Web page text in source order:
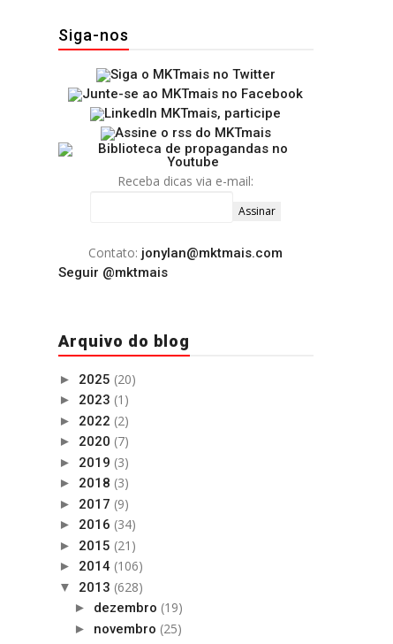
Siga-nos
Receba dicas via e-mail:
Contato: jonylan@mktmais.com
Seguir @mktmais
Arquivo do blog
► 2025 (20)
► 2023 (1)
► 2022 (2)
► 2020 (7)
► 2019 (3)
► 2018 (3)
► 2017 (9)
► 2016 (34)
► 2015 (21)
► 2014 (106)
▼ 2013 (628)
► dezembro (19)
► novembro (25)